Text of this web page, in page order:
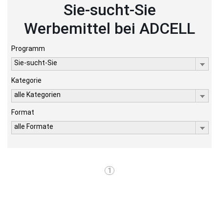
Sie-sucht-Sie
Werbemittel bei ADCELL
Programm
Sie-sucht-Sie
Kategorie
alle Kategorien
Format
alle Formate
1